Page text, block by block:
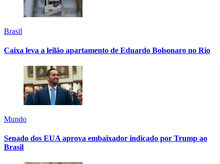
Brasil
Caixa leva a leilão apartamento de Eduardo Bolsonaro no Rio
Mundo
Senado dos EUA aprova embaixador indicado por Trump ao
Brasil